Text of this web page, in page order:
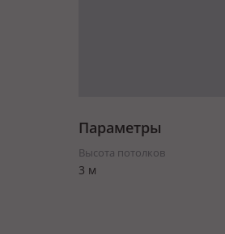
Параметры
Высота потолков
3 м